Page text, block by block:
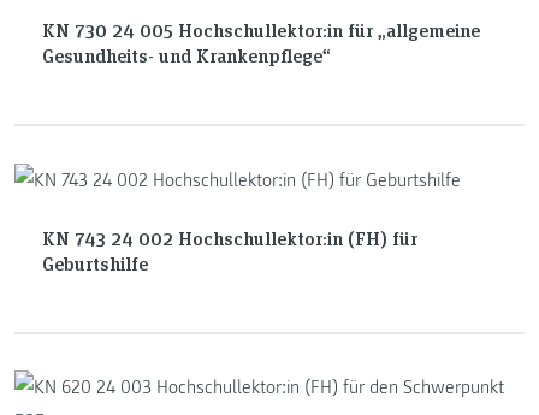
KN 730 24 005 Hochschullektor:in für „allgemeine
Gesundheits- und Krankenpflege“
KN 743 24 002 Hochschullektor:in (FH) für
Geburtshilfe